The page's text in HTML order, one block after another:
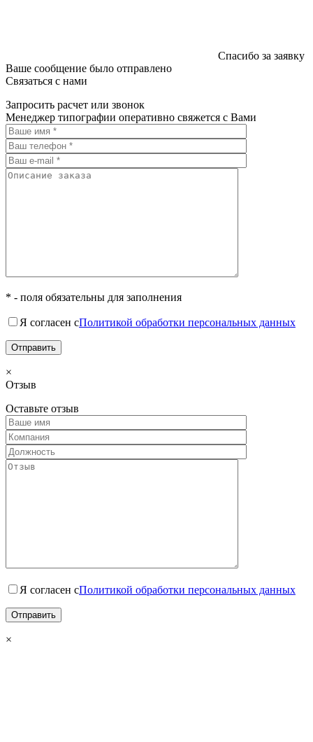
Спасибо за заявку
Ваше сообщение было отправлено
Связаться с нами
Запросить расчет или звонок
Менеджер типографии оперативно свяжется с Вами
* - поля обязательны для заполнения
Я согласен сПолитикой обработки персональных данных
×
Отзыв
Оставьте отзыв
Я согласен сПолитикой обработки персональных данных
×